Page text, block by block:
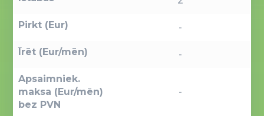
Pirkt (Eur) -
Īrēt (Eur/mēn) -
Apsaimniek.
maksa (Eur/mēn)
bez PVN
-